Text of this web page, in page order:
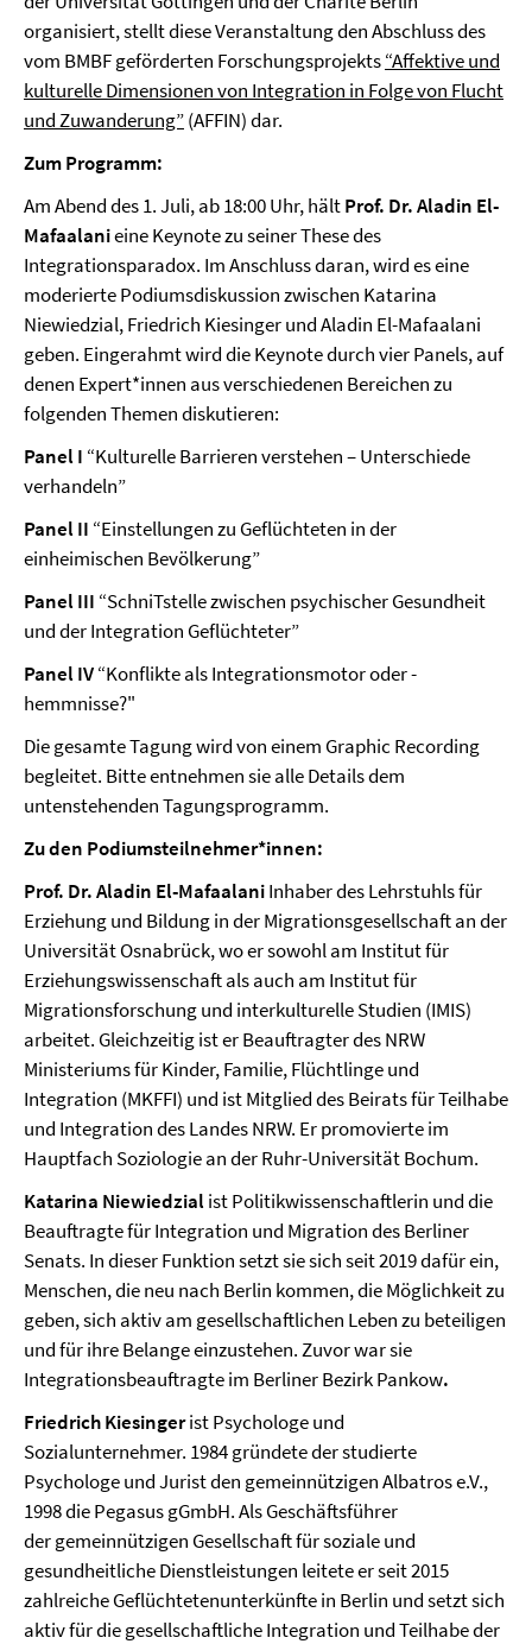
organisiert, stellt diese Veranstaltung den Abschluss des
vom BMBF geförderten Forschungsprojekts“Affektive und
kulturelle Dimensionen von Integration in Folge von Flucht
und Zuwanderung”(AFFIN) dar.
Zum Programm:
Am Abend des 1. Juli, ab 18:00 Uhr, hältProf. Dr. Aladin El-
Mafaalanieine Keynote zu seiner These des
Integrationsparadox. Im Anschluss daran, wird es eine
moderierte Podiumsdiskussion zwischen Katarina
Niewiedzial, Friedrich Kiesinger und Aladin El-Mafaalani
geben. Eingerahmt wird die Keynote durch vier Panels, auf
denen Expert*innen aus verschiedenen Bereichen zu
folgenden Themen diskutieren:
Panel I “Kulturelle Barrieren verstehen – Unterschiede
verhandeln”
Panel II “Einstellungen zu Geflüchteten in der
einheimischen Bevölkerung”
Panel III “SchniTstelle zwischen psychischer Gesundheit
und der Integration Geflüchteter”
Panel IV“Konflikte als Integrationsmotor oder -
hemmnisse?"
Die gesamte Tagung wird von einem Graphic Recording
begleitet. Bitte entnehmen sie alle Details dem
untenstehenden Tagungsprogramm.
Zu den Podiumsteilnehmer*innen:
Prof. Dr. Aladin El-MafaalaniInhaber des Lehrstuhls für
Erziehung und Bildung in der Migrationsgesellschaft an der
Universität Osnabrück, wo er sowohl am Institut für
Erziehungswissenschaft als auch am Institut für
Migrationsforschung und interkulturelle Studien (IMIS)
arbeitet. Gleichzeitig ist er Beauftragter des NRW
Ministeriums für Kinder, Familie, Flüchtlinge und
Integration (MKFFI) und ist Mitglied des Beirats für Teilhabe
und Integration des Landes NRW. Er promovierte im
Hauptfach Soziologie an der Ruhr-Universität Bochum.
Katarina Niewiedzialist Politikwissenschaftlerin und die
Beauftragte für Integration und Migration des Berliner
Senats. In dieser Funktion setzt sie sich seit 2019 dafür ein,
Menschen, die neu nach Berlin kommen, die Möglichkeit zu
geben, sich aktiv am gesellschaftlichen Leben zu beteiligen
und für ihre Belange einzustehen. Zuvor war sie
Integrationsbeauftragte im Berliner Bezirk Pankow.
Friedrich Kiesingerist Psychologe und
Sozialunternehmer. 1984 gründete der studierte
Psychologe und Jurist den gemeinnützigen Albatros e.V.,
1998 die Pegasus gGmbH. Als Geschäftsführer
der gemeinnützigen Gesellschaft für soziale und
gesundheitliche Dienstleistungen leitete er seit 2015
zahlreiche Geflüchtetenunterkünfte in Berlin und setzt sich
aktiv für die gesellschaftliche Integration und Teilhabe der